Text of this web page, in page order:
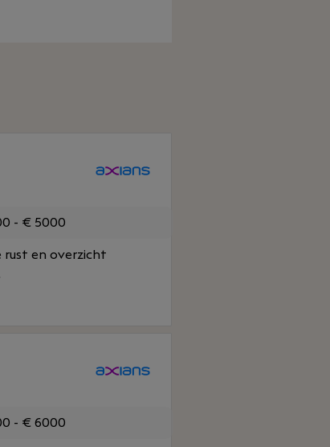
- € 5000
rust en overzicht
- € 6000